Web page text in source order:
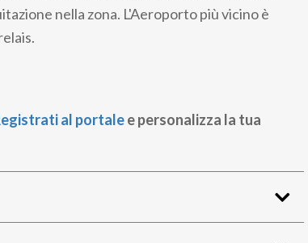
nella zona. L'Aeroporto più vicino è
al portalee personalizza la tua